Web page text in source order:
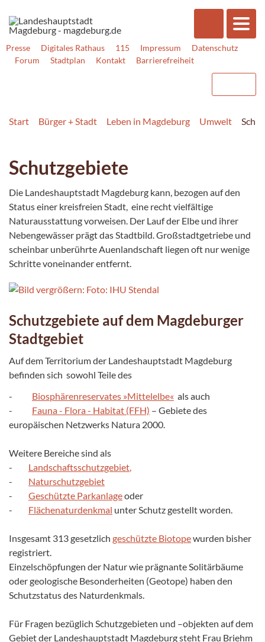
Presse Digitales Rathaus 115 Impressum
Datenschutz
Forum
Stadtplan Kontakt Barrierefreiheit
Start Bürger + Stadt Leben in Magdeburg Umwelt
Schutzgebiete
Die Landeshauptstadt Magdeburg kann, bezogen auf den
Status einer kreisfreien Stadt, eine recht vielfältige
Naturausstattung vorweisen. Der Lauf der Elbe und ihrer
Nebengewässer prägt das Stadtbild. Großstadtgetriebe und
scheinbar unberührte Auenlandschaft liegen oft nur wenige
Schritte voneinander entfernt.
Schutzgebiete auf dem Magdeburger
Stadtgebiet
Auf dem Territorium der Landeshauptstadt Magdeburg
befinden sich sowohl Teile des
- Biosphärenreservates »Mittelelbe« als auch
- Fauna - Flora - Habitat (FFH) – Gebiete des
europäischen Netzwerks Natura 2000.
Weitere Bereiche sind als
- Landschaftsschutzgebiet
- Naturschutzgebiet
- Geschützte Parkanlageoder
- Flächenaturdenkmal unter Schutz gestellt worden.
Insgesamt 313 gesetzlich geschützte Biotopewurden bisher
registriert.
Einzelschöpfungen der Natur wie prägnante Solitärbäume
oder geologische Besonderheiten (Geotope) haben den
Schutzstatus des Naturdenkmals.
Für Fragen bezüglich Schutzgebieten und –objekten auf dem
Gebiet der Landeshauptstadt Magdeburg steht Frau Briehm